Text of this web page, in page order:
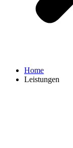
Home
Leistungen